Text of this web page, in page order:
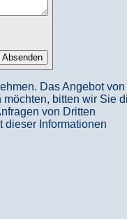
Das Angebot
bitten wir Sie
von Dritten
dieser Informationen